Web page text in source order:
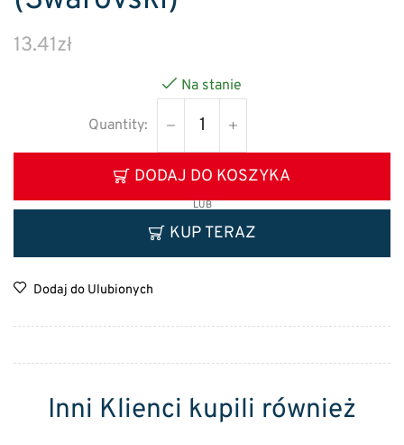
13.41zł
Na stanie
DODAJ DO KOSZYKA
LUB
KUP TERAZ
Dodaj do Ulubionych
Inni Klienci kupili również